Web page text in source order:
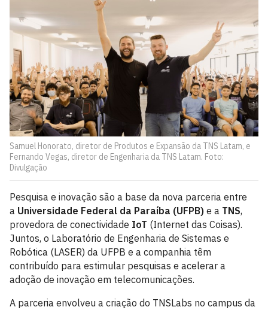
Samuel Honorato, diretor de Produtos e Expansão da TNS Latam, e
Fernando Vegas, diretor de Engenharia da TNS Latam. Foto:
Divulgação
Pesquisa e inovação são a base da nova parceria entre
a Universidade Federal da Paraíba (UFPB) e a TNS,
provedora de conectividade IoT (Internet das Coisas).
Juntos, o Laboratório de Engenharia de Sistemas e
Robótica (LASER) da UFPB e a companhia têm
contribuído para estimular pesquisas e acelerar a
adoção de inovação em telecomunicações.
A parceria envolveu a criação do TNSLabs no campus da